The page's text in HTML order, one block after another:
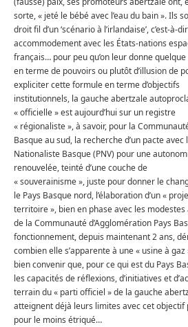
sorte, « jeté le bébé avec l’eau du bain ». Ils
droit fil d’un ‘scénario à l’irlandaise’, c’est-à-
accommodement avec les États-nations
français… pour peu qu’on leur donne quelque
en terme de pouvoirs ou plutôt d’illusion de
expliciter cette formule en terme d’objectifs
institutionnels, la gauche abertzale
« officielle » est aujourd’hui sur un registre
« régionaliste », à savoir, pour la
Basque au sud, la recherche d’un pacte avec
Nationaliste Basque (PNV) pour une
renouvelée, teinté d’une couche de
« souverainisme », juste pour donner le
le Pays Basque nord, l’élaboration d’un «
territoire », bien en phase avec les modestes
de la Communauté d’Agglomération Pays
fonctionnement, depuis maintenant 2 ans,
combien elle s’apparente à une « usine à gaz
bien convenir que, pour ce qui est du Pays
les capacités de réflexions, d’initiatives et
terrain du « parti officiel » de la gauche
atteignent déjà leurs limites avec cet objectif
pour le moins étriqué…